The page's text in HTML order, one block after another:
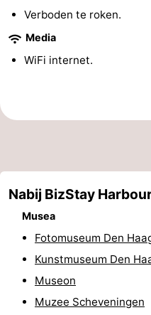
doen
Musea
-
Rondvaarten
-
Amusement
-
Speeltuinen
Binnenspeeltuinen
Dorpen
Natuur
Verboden te roken.
Media
WiFi internet.
Nabij BizStay
Musea
Fotomuseum Den
Kunstmuseum Den
Museon
Muzee Scheveningen